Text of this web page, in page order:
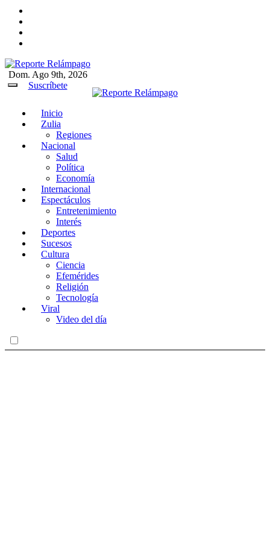
Reporte Relámpago
Claridad y rigor en cada noticia
Dom. Ago 9th, 2026
Suscríbete
Inicio
Zulia
Regiones
Nacional
Salud
Política
Economía
Internacional
Espectáculos
Entretenimiento
Interés
Deportes
Sucesos
Cultura
Ciencia
Efemérides
Religión
Tecnología
Viral
Video del día